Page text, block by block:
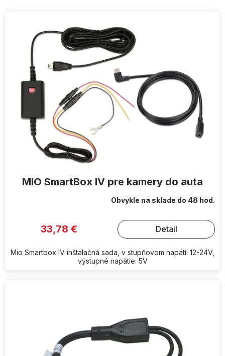
MIO SmartBox IV pre kamery do auta
Obvykle na sklade do 48 hod.
33,78 € Detail
Mio Smartbox IV inštalačná sada, v stupňovom napätí: 12-24V,
výstupné napätie: 5V